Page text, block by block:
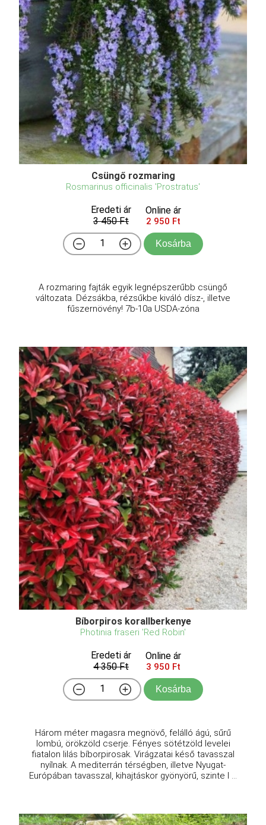
Csüngő rozmaring
Rosmarinus officinalis 'Prostratus'
Eredeti ár
3 450 Ft
Online ár
2 950 Ft
Kosárba
A rozmaring fajták egyik legnépszerűbb csüngő
változata. Dézsákba, rézsűkbe kiváló dísz-, illetve
fűszernövény! 7b-10a USDA-zóna
Bíborpiros korallberkenye
Photinia fraseri 'Red Robin'
Eredeti ár
4 350 Ft
Online ár
3 950 Ft
Kosárba
Három méter magasra megnövő, felálló ágú, sűrű
lombú, örökzöld cserje. Fényes sötétzöld levelei
fiatalon lilás bíborpirosak. Virágzatai késő tavasszal
nyílnak. A mediterrán térségben, illetve Nyugat-
Európában tavasszal, kihajtáskor gyönyörű, szinte l ...